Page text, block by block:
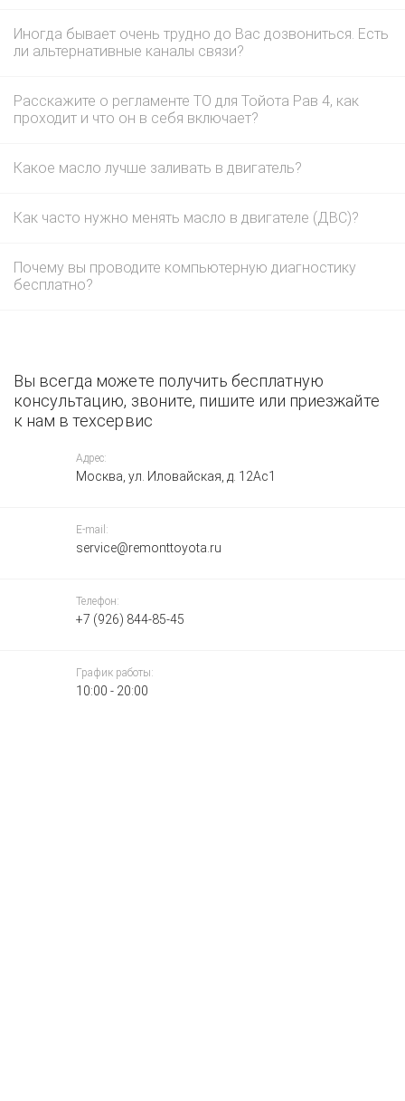
Иногда бывает очень трудно до Вас дозвониться. Есть
ли альтернативные каналы связи?
Расскажите о регламенте ТО для Тойота Рав 4, как
проходит и что он в себя включает?
Какое масло лучше заливать в двигатель?
Как часто нужно менять масло в двигателе (ДВС)?
Почему вы проводите компьютерную диагностику
бесплатно?
Вы всегда можете получить бесплатную
консультацию, звоните, пишите или приезжайте
к нам в техсервис
Адрес:
Москва, ул. Иловайская, д. 12Ас1
E-mail:
service@remonttoyota.ru
Телефон:
+7 (926) 844-85-45
График работы:
10:00 - 20:00